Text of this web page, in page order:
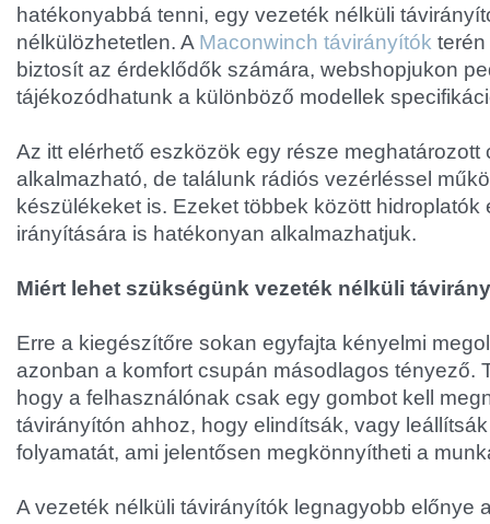
hatékonyabbá tenni, egy vezeték nélküli
nélkülözhetetlen. A Maconwinch távirányítók
biztosít az érdeklődők számára, webshopjukon
tájékozódhatunk a különböző modellek
Az itt elérhető eszközök egy része meghatározott
alkalmazható, de találunk rádiós vezérléssel
készülékeket is. Ezeket többek között hidroplatók
irányítására is hatékonyan alkalmazhatjuk.
Miért lehet szükségünk vezeték nélküli
Erre a kiegészítőre sokan egyfajta kényelmi
azonban a komfort csupán másodlagos tényező.
hogy a felhasználónak csak egy gombot kell
távirányítón ahhoz, hogy elindítsák, vagy
folyamatát, ami jelentősen megkönnyítheti a
A vezeték nélküli távirányítók legnagyobb előnye